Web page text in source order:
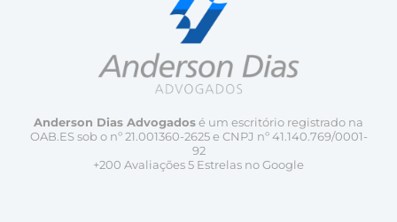
Anderson Dias Advogados é um escritório registrado na
OAB.ES sob o nº 21.001360-2625 e CNPJ nº 41.140.769/0001-
92
+200 Avaliações 5 Estrelas no Google